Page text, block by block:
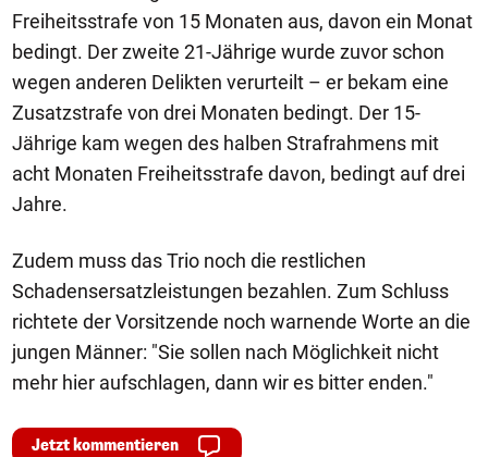
Freiheitsstrafe von 15 Monaten aus, davon ein Monat
bedingt. Der zweite 21-Jährige wurde zuvor schon
wegen anderen Delikten verurteilt – er bekam eine
Zusatzstrafe von drei Monaten bedingt. Der 15-
Jährige kam wegen des halben Strafrahmens mit
acht Monaten Freiheitsstrafe davon, bedingt auf drei
Jahre.
Zudem muss das Trio noch die restlichen
Schadensersatzleistungen bezahlen. Zum Schluss
richtete der Vorsitzende noch warnende Worte an die
jungen Männer: "Sie sollen nach Möglichkeit nicht
mehr hier aufschlagen, dann wir es bitter enden."
Jetzt kommentieren